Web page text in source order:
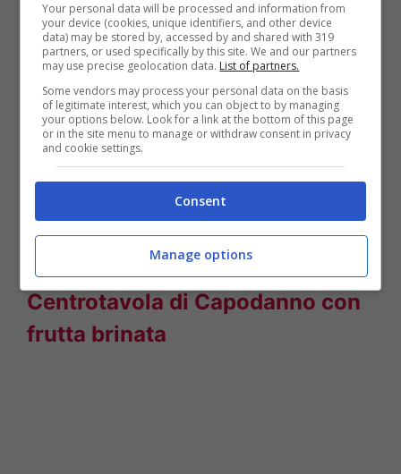
Arricchite il piatto disponendo
accanto alle candele pigne, fiori
secchi e bacche finte.
Naturalmente, potreste aggiungere, alla
composizione per la vostra tavola di
Capodanno, tutto ciò che la fantasia vi
suggerisce.
Centrotavola di Capodanno con
frutta brinata
Your personal data will be processed and information from
your device (cookies, unique identifiers, and other device
data) may be stored by, accessed by and shared with 319
partners, or used specifically by this site. We and our partners
may use precise geolocation data. List of partners.
Some vendors may process your personal data on the basis
of legitimate interest, which you can object to by managing
your options below. Look for a link at the bottom of this page
or in the site menu to manage or withdraw consent in privacy
and cookie settings.
Consent
Manage options